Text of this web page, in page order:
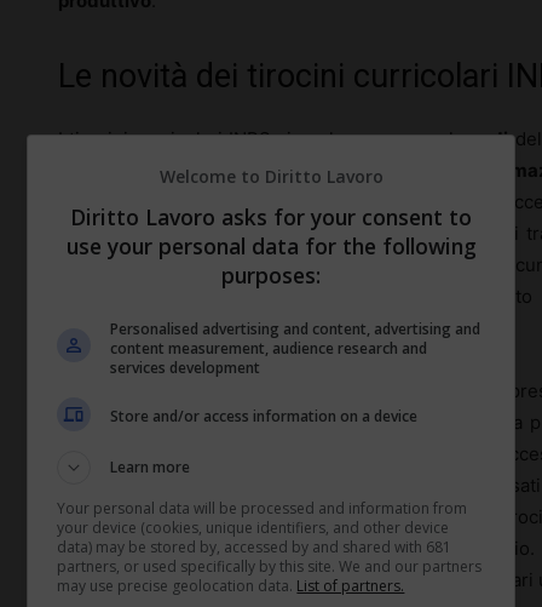
Le novità dei tirocini curricolari
I tirocini curricolari INPS si svolgono presso lesedi
Non si tratta di rapporti di lavoro, ma di periodi di
INPS e Università contiene dettagli e modalità per
solo su richiesta delleUniversità. Nonostante non si
tale convezione, nel
si sono rese necessarie
sicurezza sul lavoro
.
andato a sostituire il precedente varato nel 2016.
I tirocini curricolari INPS possono essere effettuati
previdenziale. Per attivare il tirocinio è necessaria la
iniziativa della singola Università interessata.
indicati alla struttura individuata gli studenti
orientamento in oggetto. A poter prendere parte ai
non hanno completato il ciclo di studiuniversitario.
saranno di numero compatibile alla disponibilità dei vari
Welcome to Diritto Lavoro
Diritto Lavoro asks for your consent to
use your personal data for the following
purposes:
Personalised advertising and content, advertising and
content measurement, audience research and
services development
Store and/or access information on a device
Learn more
Your personal data will be processed and information from
your device (cookies, unique identifiers, and other device
data) may be stored by, accessed by and shared with 681
partners, or used specifically by this site. We and our partners
may use precise geolocation data. List of partners.